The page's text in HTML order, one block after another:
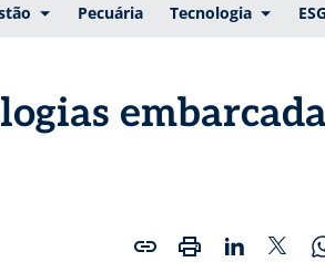
Pecuária Tecnologia ESG